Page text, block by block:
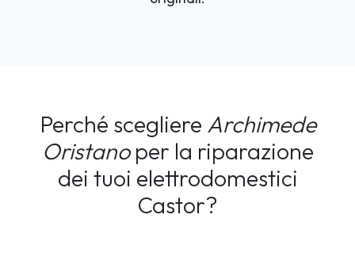
Perché scegliere Archimede
Oristanoper la riparazione
dei tuoi elettrodomestici
Castor?